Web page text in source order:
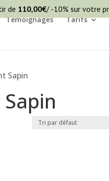
Témoignages Tarifs
Sapin
de 110,00€/ -10% sur votre